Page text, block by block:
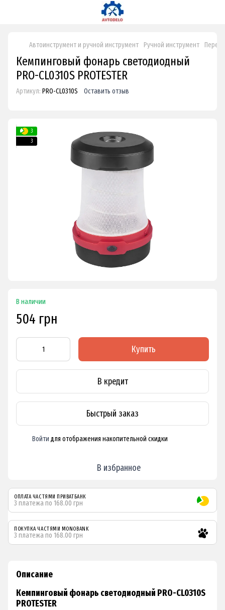
Автоинструмент и ручной инструмент Ручной инструмент
Кемпинговый фонарь светодиодный
PRO-CL0310S PROTESTER
Артикул: PRO-CL0310S Оставить отзыв
3
3
В наличии
504 грн
Купить
В кредит
Быстрый заказ
Войти для отображения накопительной скидки
В избранное
ОПЛАТА ЧАСТЯМИ ПРИВАТБАНК
3 платежа по 168.00 грн
ПОКУПКА ЧАСТЯМИ MONOBANK
3 платежа по 168.00 грн
Описание
Кемпинговый фонарь светодиодный PRO-CL0310S
PROTESTER